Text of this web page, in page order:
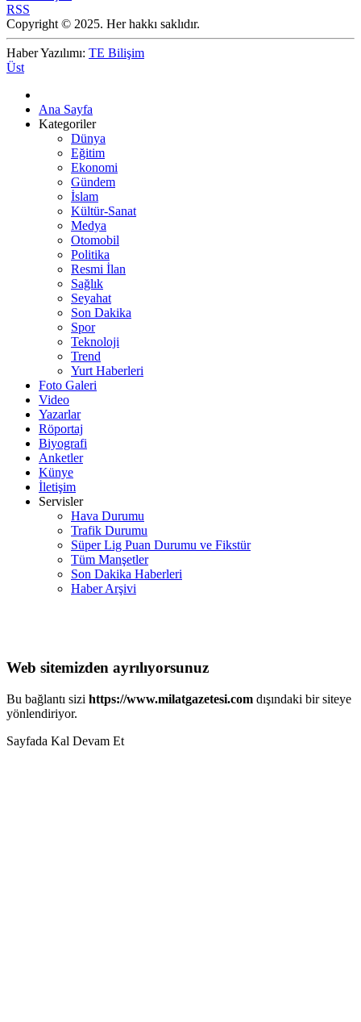
RSS
Copyright © 2025. Her hakkı saklıdır.
Haber Yazılımı: TE Bilişim
Üst
Ana Sayfa
Kategoriler
Dünya
Eğitim
Ekonomi
Gündem
İslam
Kültür-Sanat
Medya
Otomobil
Politika
Resmi İlan
Sağlık
Seyahat
Son Dakika
Spor
Teknoloji
Trend
Yurt Haberleri
Foto Galeri
Video
Yazarlar
Röportaj
Biyografi
Anketler
Künye
İletişim
Servisler
Hava Durumu
Trafik Durumu
Süper Lig Puan Durumu ve Fikstür
Tüm Manşetler
Son Dakika Haberleri
Haber Arşivi
Web sitemizden ayrılıyorsunuz
Bu bağlantı sizi https://www.milatgazetesi.com dışındaki bir siteye
yönlendiriyor.
Sayfada Kal Devam Et